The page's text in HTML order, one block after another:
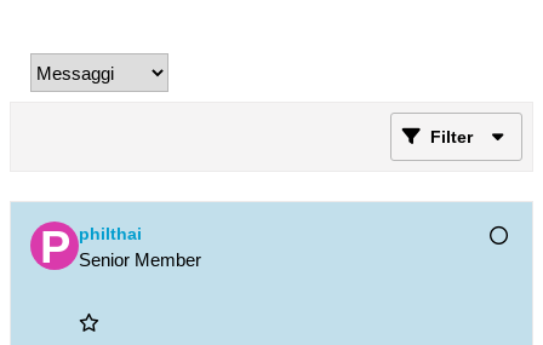
Filter
philthai
Senior Member